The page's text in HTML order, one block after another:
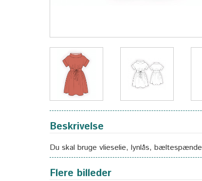
Beskrivelse
Du skal bruge vlieselie, lynlås, bæltespænde
Flere billeder